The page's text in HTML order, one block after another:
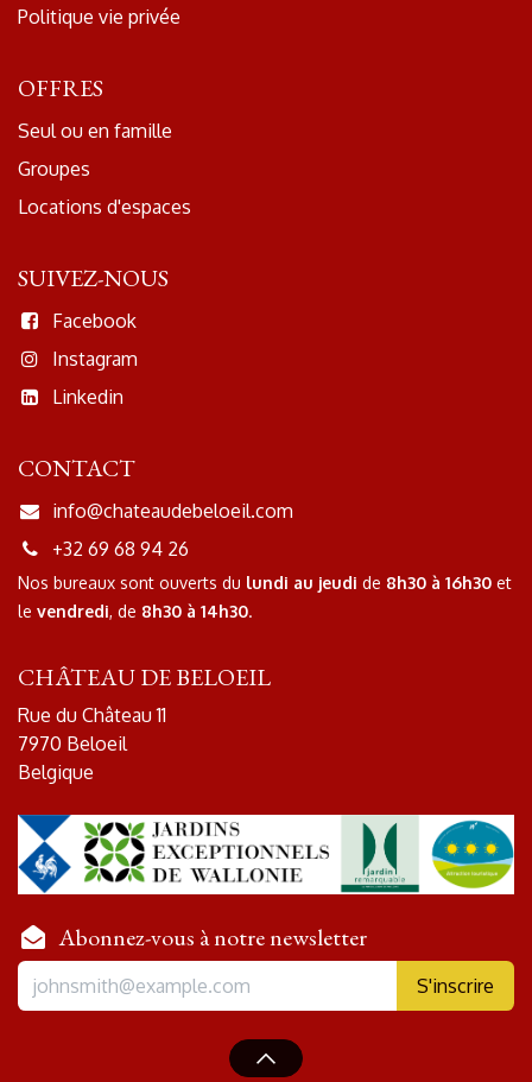
Politique vie privée
OFFRES
Seul ou en famille
Groupes
Locations d'espaces
SUIVEZ-NOUS
Facebook
Instagram
Linkedin
CONTACT
info@chateaudebeloeil.com
+32 69 68 94 26
Nos bureaux sont ouverts du lundi au jeudi de 8h30 à 16h30 et
le vendredi, de 8h30 à 14h30.
CHÂTEAU DE BELOEIL
Rue du Château 11
7970 Beloeil
Belgique
Abonnez-vous à notre newsletter
S'inscr​​ir​​e​​